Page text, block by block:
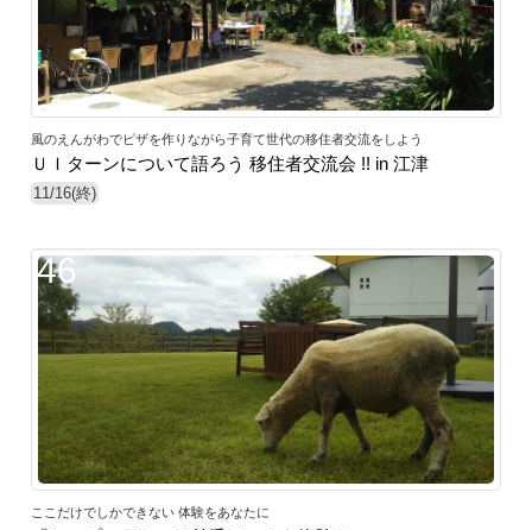
風のえんがわでピザを作りながら子育て世代の移住者交流をしよう
ＵＩターンについて語ろう 移住者交流会 !! in 江津
11/16(終)
46
ここだけでしかできない 体験をあなたに